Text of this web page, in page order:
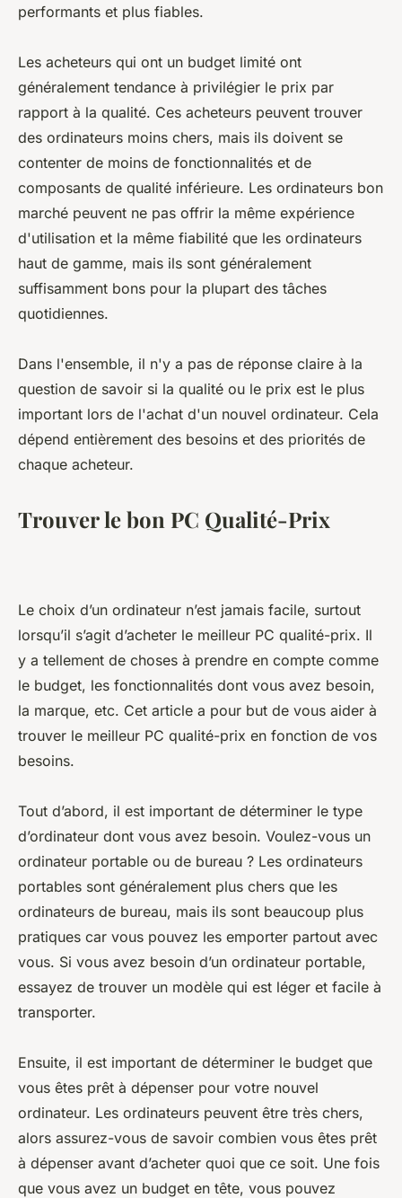
performants et plus fiables.
Les acheteurs qui ont un budget limité ont
généralement tendance à privilégier le prix par
rapport à la qualité. Ces acheteurs peuvent trouver
des ordinateurs moins chers, mais ils doivent se
contenter de moins de fonctionnalités et de
composants de qualité inférieure. Les ordinateurs bon
marché peuvent ne pas offrir la même expérience
d'utilisation et la même fiabilité que les ordinateurs
haut de gamme, mais ils sont généralement
suffisamment bons pour la plupart des tâches
quotidiennes.
Dans l'ensemble, il n'y a pas de réponse claire à la
question de savoir si la qualité ou le prix est le plus
important lors de l'achat d'un nouvel ordinateur. Cela
dépend entièrement des besoins et des priorités de
chaque acheteur.
Trouver le bon PC Qualité-Prix
Le choix d’un ordinateur n’est jamais facile, surtout
lorsqu’il s’agit d’acheter le meilleur PC qualité-prix. Il
y a tellement de choses à prendre en compte comme
le budget, les fonctionnalités dont vous avez besoin,
la marque, etc. Cet article a pour but de vous aider à
trouver le meilleur PC qualité-prix en fonction de vos
besoins.
Tout d’abord, il est important de déterminer le type
d’ordinateur dont vous avez besoin. Voulez-vous un
ordinateur portable ou de bureau ? Les ordinateurs
portables sont généralement plus chers que les
ordinateurs de bureau, mais ils sont beaucoup plus
pratiques car vous pouvez les emporter partout avec
vous. Si vous avez besoin d’un ordinateur portable,
essayez de trouver un modèle qui est léger et facile à
transporter.
Ensuite, il est important de déterminer le budget que
vous êtes prêt à dépenser pour votre nouvel
ordinateur. Les ordinateurs peuvent être très chers,
alors assurez-vous de savoir combien vous êtes prêt
à dépenser avant d’acheter quoi que ce soit. Une fois
que vous avez un budget en tête, vous pouvez